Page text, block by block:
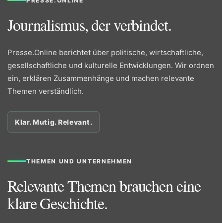
Journalismus, der verbindet.
Presse.Online berichtet über politische, wirtschaftliche,
gesellschaftliche und kulturelle Entwicklungen. Wir ordnen
ein, erklären Zusammenhänge und machen relevante
Themen verständlich.
Klar. Mutig. Relevant.
THEMEN UND UNTERNEHMEN
Relevante Themen brauchen eine
klare Geschichte.